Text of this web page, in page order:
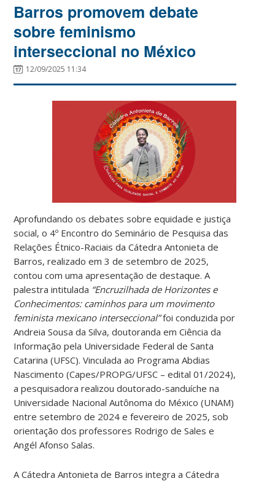
Barros promovem debate
sobre feminismo
interseccional no México
12/09/2025 11:34
Aprofundando os debates sobre equidade e justiça
social, o 4º Encontro do Seminário de Pesquisa das
Relações Étnico-Raciais da Cátedra Antonieta de
Barros, realizado em 3 de setembro de 2025,
contou com uma apresentação de destaque. A
palestra intitulada “Encruzilhada de Horizontes e
Conhecimentos: caminhos para um movimento
feminista mexicano interseccional”foi conduzida por
Andreia Sousa da Silva, doutoranda em Ciência da
Informação pela Universidade Federal de Santa
Catarina (UFSC). Vinculada ao Programa Abdias
Nascimento (Capes/PROPG/UFSC – edital 01/2024),
a pesquisadora realizou doutorado-sanduíche na
Universidade Nacional Autônoma do México (UNAM)
entre setembro de 2024 e fevereiro de 2025, sob
orientação dos professores Rodrigo de Sales e
Angél Afonso Salas.
A Cátedra Antonieta de Barros integra a Cátedra